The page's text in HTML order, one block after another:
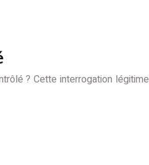
? Cette interrogation légitime